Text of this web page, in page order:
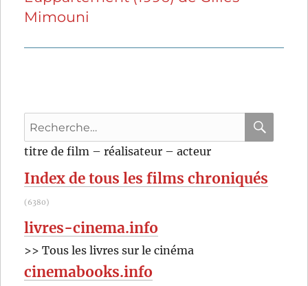
suivante :
Mimouni
Recherche
pour
:
titre de film – réalisateur – acteur
Index de tous les films chroniqués
(6380)
livres-cinema.info
>> Tous les livres sur le cinéma
cinemabooks.info